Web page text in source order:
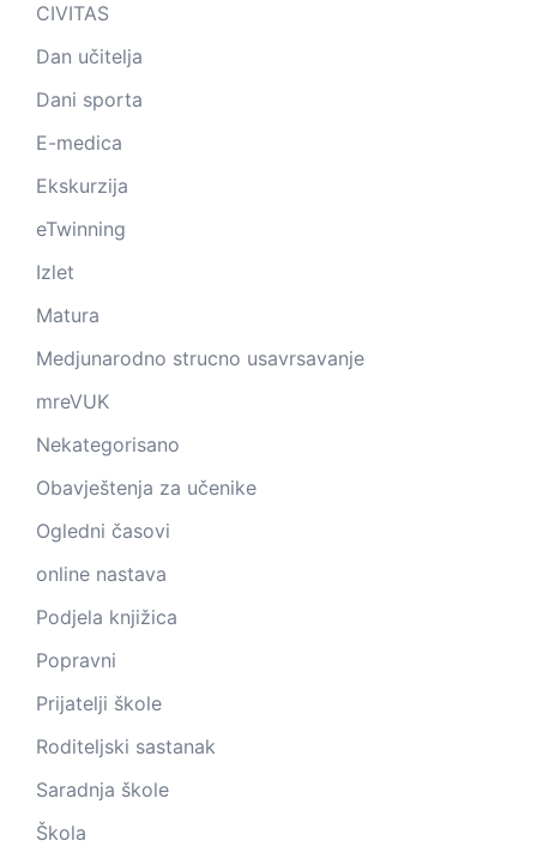
CIVITAS
Dan učitelja
Dani sporta
E-medica
Ekskurzija
eTwinning
Izlet
Matura
Medjunarodno strucno usavrsavanje
mreVUK
Nekategorisano
Obavještenja za učenike
Ogledni časovi
online nastava
Podjela knjižica
Popravni
Prijatelji škole
Roditeljski sastanak
Saradnja škole
Škola